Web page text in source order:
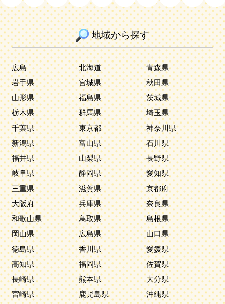
地域から探す
広島 北海道
青森県
岩手県
宮城県
秋田県
山形県
福島県
茨城県
栃木県
群馬県
埼玉県
千葉県
東京都
神奈川県
新潟県
富山県
石川県
福井県
山梨県
長野県
岐阜県
静岡県
愛知県
三重県
滋賀県
京都府
大阪府
兵庫県
奈良県
和歌山県
鳥取県
島根県
岡山県
広島県
山口県
徳島県
香川県
愛媛県
高知県
福岡県
佐賀県
長崎県
熊本県
大分県
宮崎県
鹿児島県 沖縄県